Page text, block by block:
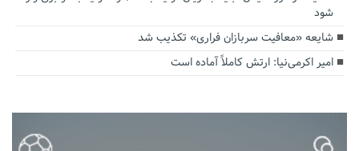
شود
شایعه «معافیت سربازان فراری» تکذیب شد
امیر اکرمی‌نیا: ارتش کاملاً آماده است